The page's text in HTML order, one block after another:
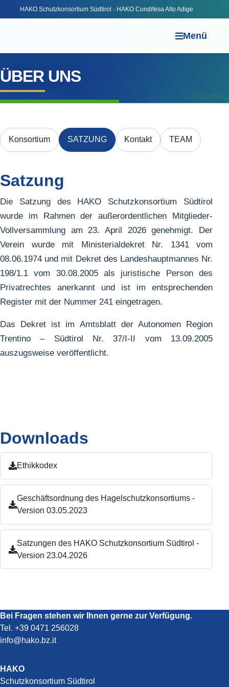
HAKO Schutzkonsortium Südtirol · HAKO Condifesa Alto Adige
Menü
ÜBER UNS
Konsortium SATZUNG Kontakt TEAM
Satzung
Die Satzung des HAKO Schutzkonsortium Südtirol
wurde im Rahmen der außerordentlichen Mitglieder-
Vollversammlung am 23. April 2026 genehmigt. Der
Verein wurde mit Ministerialdekret Nr. 1341 vom
08.06.1974 und mit Dekret des Landeshauptmannes Nr.
198/1.1 vom 30.08.2005 als juristische Person des
Privatrechtes anerkannt und ist im entsprechenden
Register mit der Nummer 241 eingetragen.
Das Dekret ist im Amtsblatt der Autonomen Region
Trentino – Südtirol Nr. 37/I-II vom 13.09.2005
auszugsweise veröffentlicht.
Downloads
Ethikkodex
Geschäftsordnung des Hagelschutzkonsortiums -
Version 03.05.2023
Satzungen des HAKO Schutzkonsortium Südtirol -
Version 23.04.2026
Bei Fragen stehen wir Ihnen gerne zur Verfügung.
Tel. +39 0471 256028
info@hako.bz.it
HAKO
Schutzkonsortium Südtirol